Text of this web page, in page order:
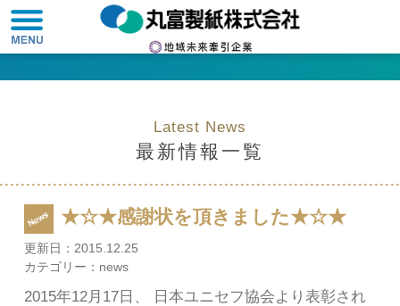
Latest News
最新情報一覧
★☆★感謝状を頂きました★☆★
更新日： 2015.12.25
カテゴリー： news
2015年12月17日、 日本ユニセフ協会より表彰され